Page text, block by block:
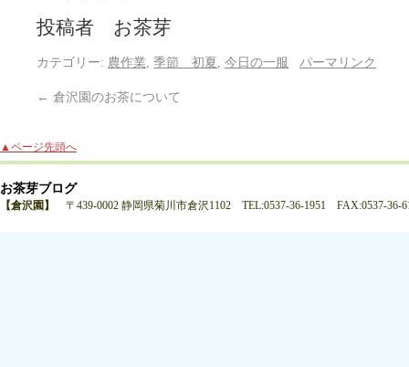
投稿者 お茶芽
カテゴリー: 農作業 季節 初夏 今日の一服 パーマリンク
← 倉沢園のお茶について
▲ページ先頭へ
お茶芽ブログ
【倉沢園】 〒439-0002 静岡県菊川市倉沢1102 TEL:0537-36-1951 FAX:0537-36-